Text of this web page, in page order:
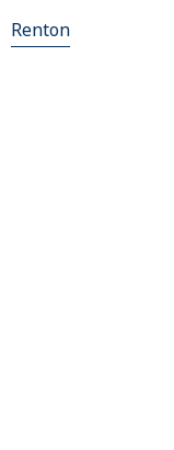
Renton